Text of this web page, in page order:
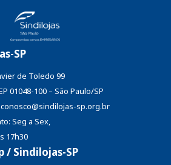
SP
de Toledo 99
01048-100 – São Paulo/SP
sp.org.br
Seg a Sex,
17h30
/ Sindilojas-SP